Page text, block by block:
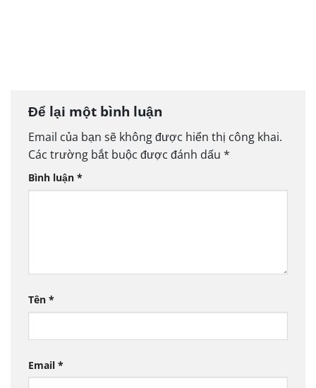
Để lại một bình luận
Email của bạn sẽ không được hiển thị công khai.
Các trường bắt buộc được đánh dấu *
Bình luận *
Tên *
Email *